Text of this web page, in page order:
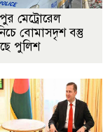
মেট্রোরেল
বোমাসদৃশ বস্তু
পুলিশ